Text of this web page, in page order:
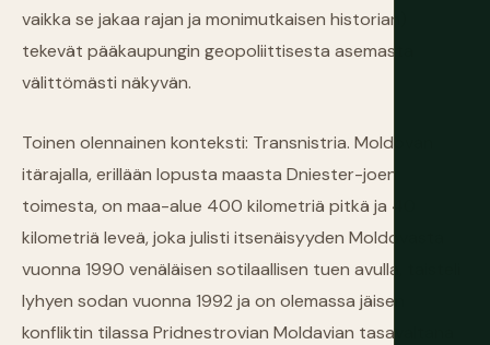
vaikka se jakaa rajan ja monimutkaisen historian)
tekevät pääkaupungin geopoliittisesta asemasta
välittömästi näkyvän.
Toinen olennainen konteksti: Transnistria. Moldovan
itärajalla, erillään lopusta maasta Dniester-joen
toimesta, on maa-alue 400 kilometriä pitkä ja 40
kilometriä leveä, joka julisti itsenäisyyden Moldovasta
vuonna 1990 venäläisen sotilaallisen tuen avulla, taisteli
lyhyen sodan vuonna 1992 ja on olemassa jäisen
konfliktin tilassa Pridnestrovian Moldavian tasavaltana